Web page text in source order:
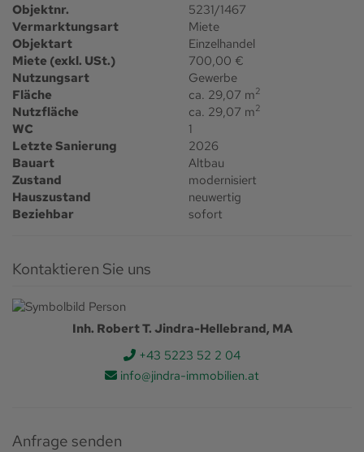
Objektnr.
5231/1467
Vermarktungsart
Miete
Objektart
Einzelhandel
Miete (exkl. USt.)
700,00 €
Nutzungsart
Gewerbe
Fläche
ca. 29,07 m2
Nutzfläche ca. 29,07 m2
WC
1
Letzte Sanierung
2026
Bauart
Altbau
Zustand
modernisiert
Hauszustand
neuwertig
Beziehbar
sofort
Kontaktieren Sie uns
Inh. Robert T. Jindra-Hellebrand, MA
+43 5223 52 2 04
info@jindra-immobilien.at
Anfrage senden